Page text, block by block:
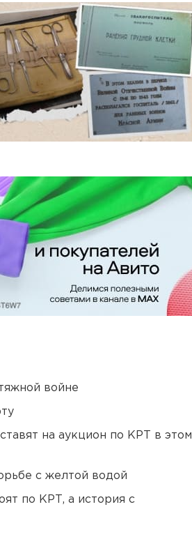
войне
на аукцион по КРТ в этом
с желтой водой
по КРТ, а история с